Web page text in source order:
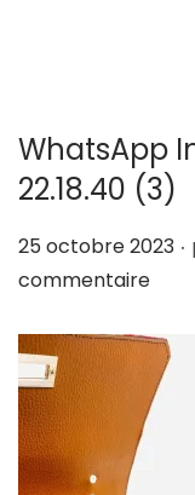
WhatsApp
22.18.40 (3)
P
u
l
i
é
l
e
25 octobre 2023 .
commentaire